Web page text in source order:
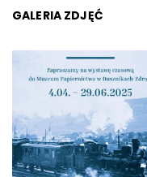
GALERIA ZDJĘĆ